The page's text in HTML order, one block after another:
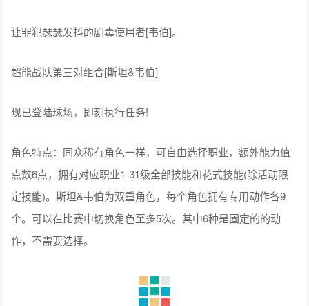
让罪犯瑟瑟发抖的剧毒使用者[韦伯]。
超能战队第三对组合[斯坦&韦伯]
现已登陆球场，即刻执行任务!
角色特点：同众稀有角色一样，可自由选择职业，额外能力值
点数6点，拥有对应职业1-31级全部技能和花式技能(除活动限
定技能)。斯坦&韦伯为双重角色，每个角色拥有专用动作各9
个。可以在比赛中切换角色至多5次。其中6种是固定的的动
作，不需要选择。